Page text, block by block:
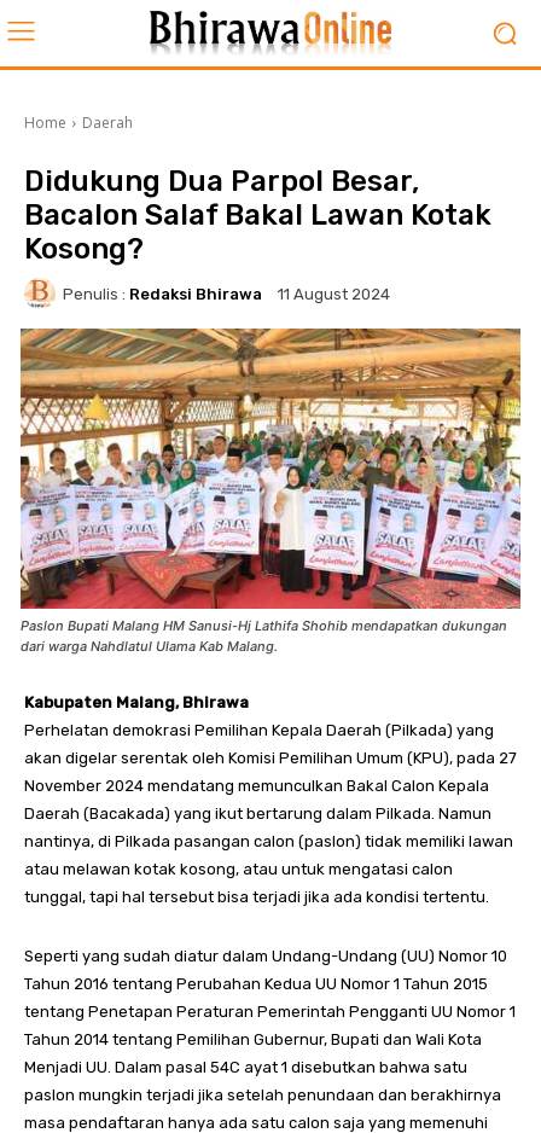
Home Daerah
Didukung Dua Parpol Besar,
Bacalon Salaf Bakal Lawan Kotak
Kosong?
Penulis : Redaksi Bhirawa 11 August 2024
Paslon Bupati Malang HM Sanusi-Hj Lathifa Shohib mendapatkan dukungan
dari warga Nahdlatul Ulama Kab Malang.
Kabupaten Malang, Bhirawa
Perhelatan demokrasi Pemilihan Kepala Daerah (Pilkada) yang
akan digelar serentak oleh Komisi Pemilihan Umum (KPU), pada 27
November 2024 mendatang memunculkan Bakal Calon Kepala
Daerah (Bacakada) yang ikut bertarung dalam Pilkada. Namun
nantinya, di Pilkada pasangan calon (paslon) tidak memiliki lawan
atau melawan kotak kosong, atau untuk mengatasi calon
tunggal, tapi hal tersebut bisa terjadi jika ada kondisi tertentu.
Seperti yang sudah diatur dalam Undang-Undang (UU) Nomor 10
Tahun 2016 tentang Perubahan Kedua UU Nomor 1 Tahun 2015
tentang Penetapan Peraturan Pemerintah Pengganti UU Nomor 1
Tahun 2014 tentang Pemilihan Gubernur, Bupati dan Wali Kota
Menjadi UU. Dalam pasal 54C ayat 1 disebutkan bahwa satu
paslon mungkin terjadi jika setelah penundaan dan berakhirnya
masa pendaftaran hanya ada satu calon saja yang memenuhi